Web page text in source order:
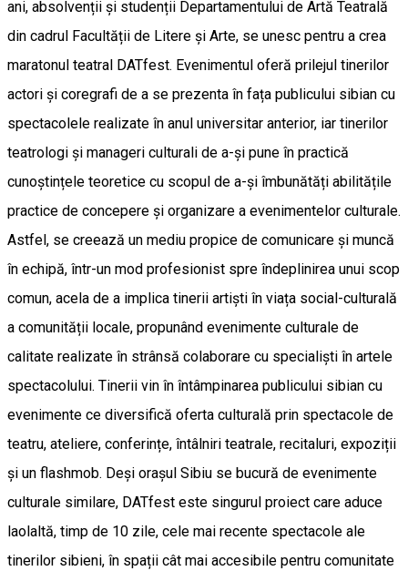
ani, absolvenții și studenții Departamentului de Artă Teatrală
din cadrul Facultății de Litere și Arte, se unesc pentru a crea
maratonul teatral DATfest. Evenimentul oferă prilejul tinerilor
actori și coregrafi de a se prezenta în fața publicului sibian cu
spectacolele realizate în anul universitar anterior, iar tinerilor
teatrologi și manageri culturali de a-și pune în practică
cunoștințele teoretice cu scopul de a-și îmbunătăți abilitățile
practice de concepere și organizare a evenimentelor culturale.
Astfel, se creează un mediu propice de comunicare și muncă
în echipă, într-un mod profesionist spre îndeplinirea unui scop
comun, acela de a implica tinerii artiști în viața social-culturală
a comunității locale, propunând evenimente culturale de
calitate realizate în strânsă colaborare cu specialiști în artele
spectacolului. Tinerii vin în întâmpinarea publicului sibian cu
evenimente ce diversifică oferta culturală prin spectacole de
teatru, ateliere, conferințe, întâlniri teatrale, recitaluri, expoziții
și un flashmob. Deși orașul Sibiu se bucură de evenimente
culturale similare, DATfest este singurul proiect care aduce
laolaltă, timp de 10 zile, cele mai recente spectacole ale
tinerilor sibieni, în spații cât mai accesibile pentru comunitate